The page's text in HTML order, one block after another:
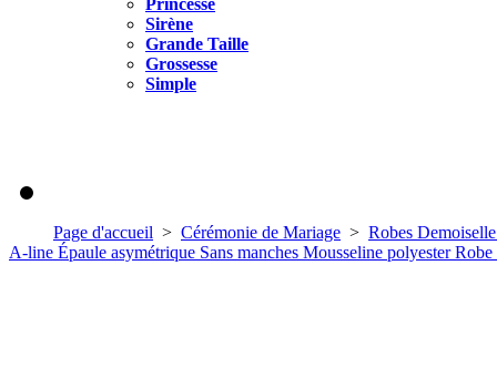
Princesse
Sirène
Grande Taille
Grossesse
Simple
Page d'accueil > Cérémonie de Mariage > Robes
A-line Épaule asymétrique Sans manches Mousseline polyester